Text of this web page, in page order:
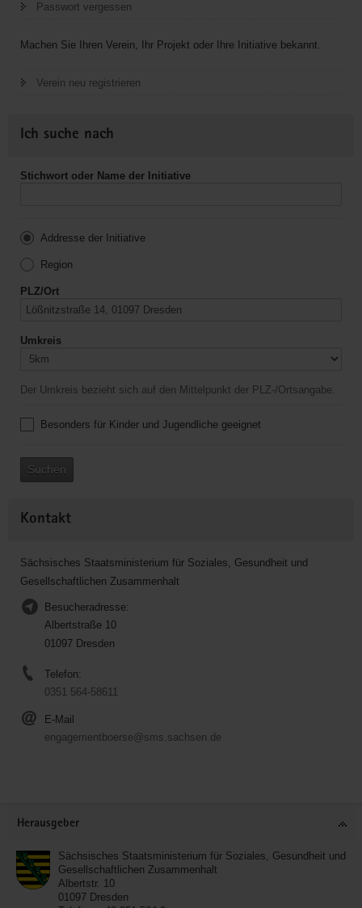
Passwort vergessen
Machen Sie Ihren Verein, Ihr Projekt oder Ihre Initiative bekannt.
Verein neu registrieren
Ich suche nach
Stichwort oder Name der Initiative
Addresse der Initiative
Region
PLZ/Ort
Umkreis
Der Umkreis bezieht sich auf den Mittelpunkt der PLZ-/Ortsangabe.
Besonders für Kinder und Jugendliche geeignet
Suchen
Kontakt
Sächsisches Staatsministerium für Soziales, Gesundheit und
Gesellschaftlichen Zusammenhalt
Besucheradresse:
Albertstraße 10
01097 Dresden
Telefon:
0351 564-58611
E-Mail
engagementboerse@sms.sachsen.de
Herausgeber
Sächsisches Staatsministerium für Soziales, Gesundheit und
Gesellschaftlichen Zusammenhalt
Albertstr. 10
01097 Dresden